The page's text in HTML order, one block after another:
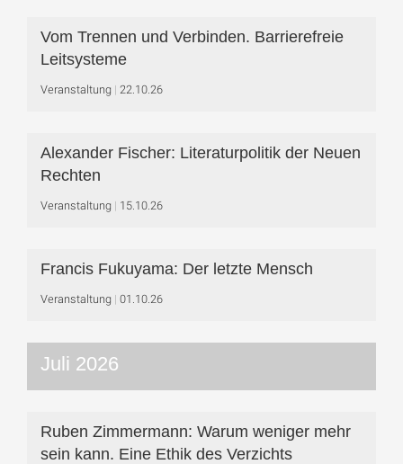
Vom Trennen und Verbinden. Barrierefreie
Leitsysteme
Veranstaltung 22.10.26
Alexander Fischer: Literaturpolitik der Neuen
Rechten
Veranstaltung 15.10.26
Francis Fukuyama: Der letzte Mensch
Veranstaltung 01.10.26
Juli 2026
Ruben Zimmermann: Warum weniger mehr
sein kann. Eine Ethik des Verzichts